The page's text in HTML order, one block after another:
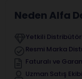
Neden Alfa
Yetkili
Resmi Marka
Faturalı ve
Uzman Satış Ekibi